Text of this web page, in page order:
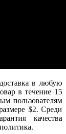
в любую
в течение 15
пользователям
$2. Среди
качества